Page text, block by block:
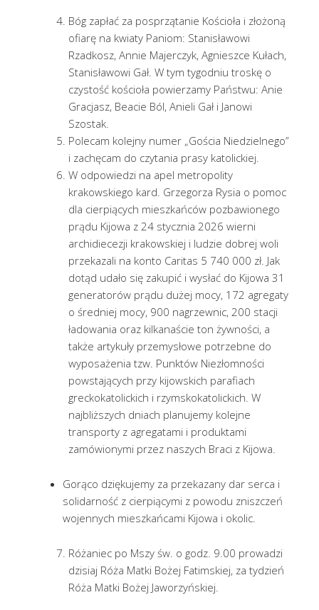
Bóg zapłać za posprzątanie Kościoła i złożoną
ofiarę na kwiaty Paniom: Stanisławowi
Rzadkosz, Annie Majerczyk, Agnieszce Kułach,
Stanisławowi Gał. W tym tygodniu troskę o
czystość kościoła powierzamy Państwu: Anie
Gracjasz, Beacie Ból, Anieli Gał i Janowi
Szostak.
Polecam kolejny numer „Gościa Niedzielnego”
i zachęcam do czytania prasy katolickiej.
W odpowiedzi na apel metropolity
krakowskiego kard. Grzegorza Rysia o pomoc
dla cierpiących mieszkańców pozbawionego
prądu Kijowa z 24 stycznia 2026 wierni
archidiecezji krakowskiej i ludzie dobrej woli
przekazali na konto Caritas 5 740 000 zł. Jak
dotąd udało się zakupić i wysłać do Kijowa 31
generatorów prądu dużej mocy, 172 agregaty
o średniej mocy, 900 nagrzewnic, 200 stacji
ładowania oraz kilkanaście ton żywności, a
także artykuły przemysłowe potrzebne do
wyposażenia tzw. Punktów Niezłomności
powstających przy kijowskich parafiach
greckokatolickich i rzymskokatolickich. W
najbliższych dniach planujemy kolejne
transporty z agregatami i produktami
zamówionymi przez naszych Braci z Kijowa.
Gorąco dziękujemy za przekazany dar serca i
solidarność z cierpiącymi z powodu zniszczeń
wojennych mieszkańcami Kijowa i okolic.
Różaniec po Mszy św. o godz. 9.00 prowadzi
dzisiaj Róża Matki Bożej Fatimskiej, za tydzień
Róża Matki Bożej Jaworzyńskiej.